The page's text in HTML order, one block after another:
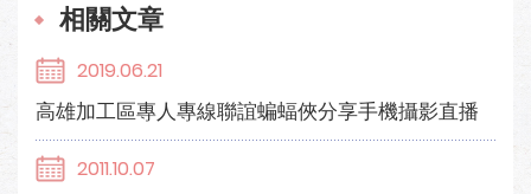
相關文章
2019.06.21
高雄加工區專人專線聯誼蝙蝠俠分享手機攝影直播
2011.10.07